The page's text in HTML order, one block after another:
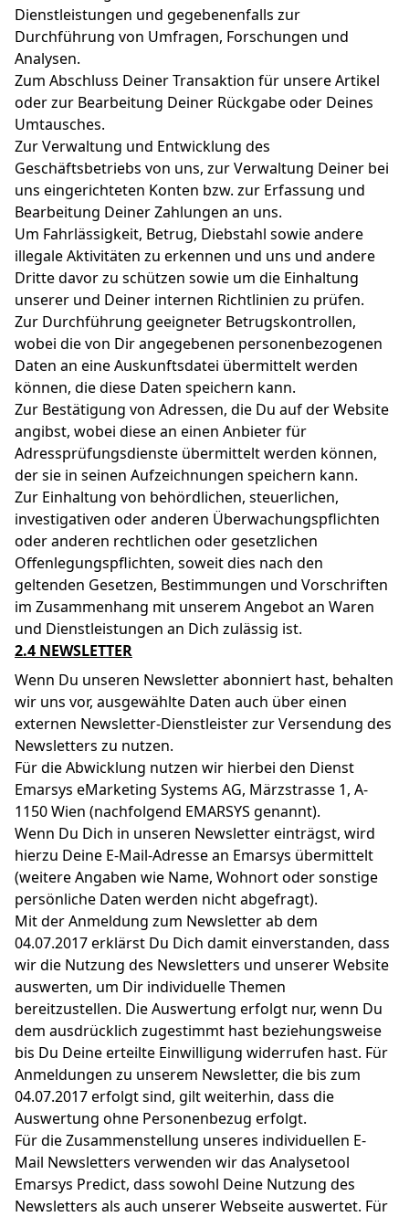
Dienstleistungen und gegebenenfalls zur
Durchführung von Umfragen, Forschungen und
Analysen.
Zum Abschluss Deiner Transaktion für unsere Artikel
oder zur Bearbeitung Deiner Rückgabe oder Deines
Umtausches.
Zur Verwaltung und Entwicklung des
Geschäftsbetriebs von uns, zur Verwaltung Deiner bei
uns eingerichteten Konten bzw. zur Erfassung und
Bearbeitung Deiner Zahlungen an uns.
Um Fahrlässigkeit, Betrug, Diebstahl sowie andere
illegale Aktivitäten zu erkennen und uns und andere
Dritte davor zu schützen sowie um die Einhaltung
unserer und Deiner internen Richtlinien zu prüfen.
Zur Durchführung geeigneter Betrugskontrollen,
wobei die von Dir angegebenen personenbezogenen
Daten an eine Auskunftsdatei übermittelt werden
können, die diese Daten speichern kann.
Zur Bestätigung von Adressen, die Du auf der Website
angibst, wobei diese an einen Anbieter für
Adressprüfungsdienste übermittelt werden können,
der sie in seinen Aufzeichnungen speichern kann.
Zur Einhaltung von behördlichen, steuerlichen,
investigativen oder anderen Überwachungspflichten
oder anderen rechtlichen oder gesetzlichen
Offenlegungspflichten, soweit dies nach den
geltenden Gesetzen, Bestimmungen und Vorschriften
im Zusammenhang mit unserem Angebot an Waren
und Dienstleistungen an Dich zulässig ist.
2.4 NEWSLETTER
Wenn Du unseren Newsletter abonniert hast, behalten
wir uns vor, ausgewählte Daten auch über einen
externen Newsletter-Dienstleister zur Versendung des
Newsletters zu nutzen.
Für die Abwicklung nutzen wir hierbei den Dienst
Emarsys eMarketing Systems AG, Märzstrasse 1, A-
1150 Wien (nachfolgend EMARSYS genannt).
Wenn Du Dich in unseren Newsletter einträgst, wird
hierzu Deine E-Mail-Adresse an Emarsys übermittelt
(weitere Angaben wie Name, Wohnort oder sonstige
persönliche Daten werden nicht abgefragt).
Mit der Anmeldung zum Newsletter ab dem
04.07.2017 erklärst Du Dich damit einverstanden, dass
wir die Nutzung des Newsletters und unserer Website
auswerten, um Dir individuelle Themen
bereitzustellen. Die Auswertung erfolgt nur, wenn Du
dem ausdrücklich zugestimmt hast beziehungsweise
bis Du Deine erteilte Einwilligung widerrufen hast. Für
Anmeldungen zu unserem Newsletter, die bis zum
04.07.2017 erfolgt sind, gilt weiterhin, dass die
Auswertung ohne Personenbezug erfolgt.
Für die Zusammenstellung unseres individuellen E-
Mail Newsletters verwenden wir das Analysetool
Emarsys Predict, dass sowohl Deine Nutzung des
Newsletters als auch unserer Webseite auswertet. Für